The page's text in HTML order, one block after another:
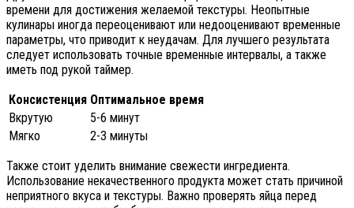
времени для достижения желаемой текстуры. Неопытные
кулинары иногда переоценивают или недооценивают временные
параметры, что приводит к неудачам. Для лучшего результата
следует использовать точные временные интервалы, а также
иметь под рукой таймер.
Консистенция Оптимальное время
Вкрутую
5-6 минут
Мягко
2-3 минуты
Также стоит уделить внимание свежести ингредиента.
Использование некачественного продукта может стать причиной
неприятного вкуса и текстуры. Важно проверять яйца перед